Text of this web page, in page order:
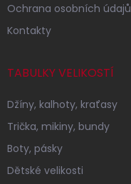
Ochrana osobních údajů
Kontakty
TABULKY VELIKOSTÍ
Džíny, kalhoty, kraťasy
Trička, mikiny, bundy
Boty, pásky
Dětské velikosti